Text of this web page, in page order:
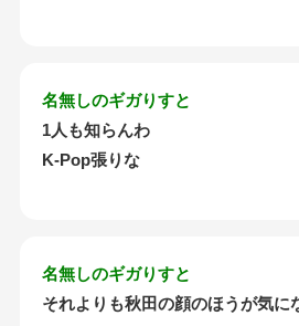
名無しのギガりすと
1人も知らんわ
K-Pop張りな
名無しのギガりすと
それよりも秋田の顔のほうが気に